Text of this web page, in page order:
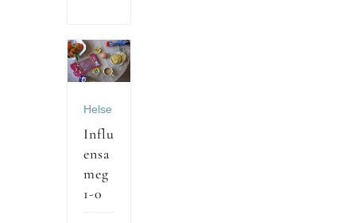
Helse
Influ
ensa
meg
1-0